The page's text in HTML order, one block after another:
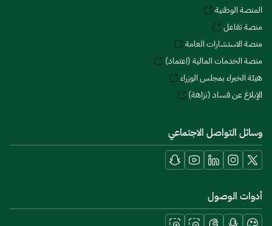
المنصة الوطنية
منصة تفاعل
منصة الاستشارات العامة
منصة الخدمات المالية (اعتماد)
هيئة الخبراء بمجلس الوزراء
الإبلاغ عن فساد (نزاهة)
وسائل التواصل الاجتماعي
أدوات الوصول